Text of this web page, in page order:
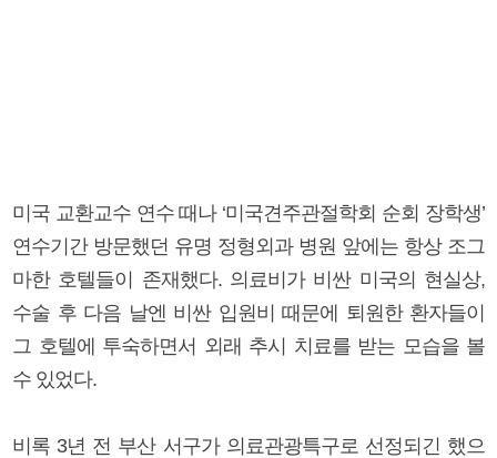
미국 교환교수 연수 때나 ‘미국견주관절학회 순회 장학생’
연수기간 방문했던 유명 정형외과 병원 앞에는 항상 조그
마한 호텔들이 존재했다. 의료비가 비싼 미국의 현실상,
수술 후 다음 날엔 비싼 입원비 때문에 퇴원한 환자들이
그 호텔에 투숙하면서 외래 추시 치료를 받는 모습을 볼
수 있었다.
비록 3년 전 부산 서구가 의료관광특구로 선정되긴 했으